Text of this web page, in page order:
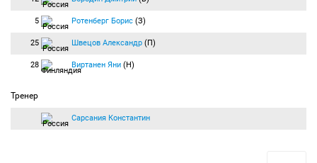
5 Ротенберг Борис (З)
25 Швецов Александр (П)
28 Виртанен Яни (Н)
Тренер
Сарсания Константин